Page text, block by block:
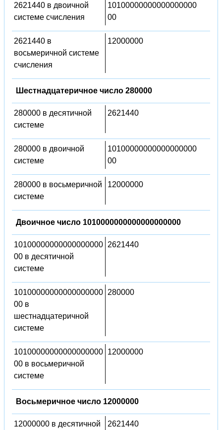
2621440 в двоичной
системе счисления
10100000000000000000
00
2621440 в
восьмеричной системе
счисления
12000000
Шестнадцатеричное число 280000
280000 в десятичной
системе
2621440
280000 в двоичной
системе
10100000000000000000
00
280000 в восьмеричной
системе
12000000
Двоичное число 1010000000000000000000
10100000000000000000
00 в десятичной
системе
2621440
10100000000000000000
00 в
шестнадцатеричной
системе
280000
10100000000000000000
00 в восьмеричной
системе
12000000
Восьмеричное число 12000000
12000000 в десятичной 2621440